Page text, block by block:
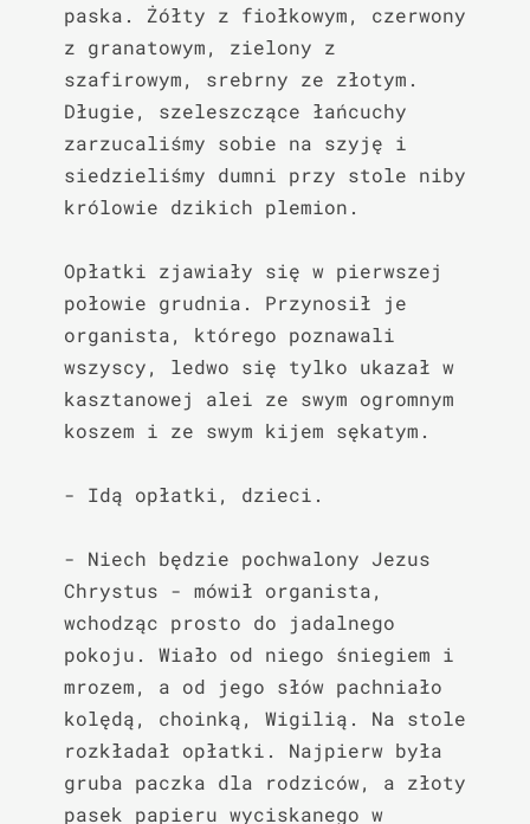
paska. Żółty z fiołkowym, czerwony
z granatowym, zielony z
szafirowym, srebrny ze złotym.
Długie, szeleszczące łańcuchy
zarzucaliśmy sobie na szyję i
siedzieliśmy dumni przy stole niby
królowie dzikich plemion.
Opłatki zjawiały się w pierwszej
połowie grudnia. Przynosił je
organista, którego poznawali
wszyscy, ledwo się tylko ukazał w
kasztanowej alei ze swym ogromnym
koszem i ze swym kijem sękatym.
- Idą opłatki, dzieci.
- Niech będzie pochwalony Jezus
Chrystus - mówił organista,
wchodząc prosto do jadalnego
pokoju. Wiało od niego śniegiem i
mrozem, a od jego słów pachniało
kolędą, choinką, Wigilią. Na stole
rozkładał opłatki. Najpierw była
gruba paczka dla rodziców, a złoty
pasek papieru wyciskanego w